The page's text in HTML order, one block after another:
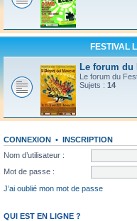
FESTIVAL
Le forum du
Le forum du
Sujets : 14
CONNEXION • INSCRIPTION
Nom d’utilisateur :
Mot de passe :
J’ai oublié mon mot de passe
QUI EST EN LIGNE ?